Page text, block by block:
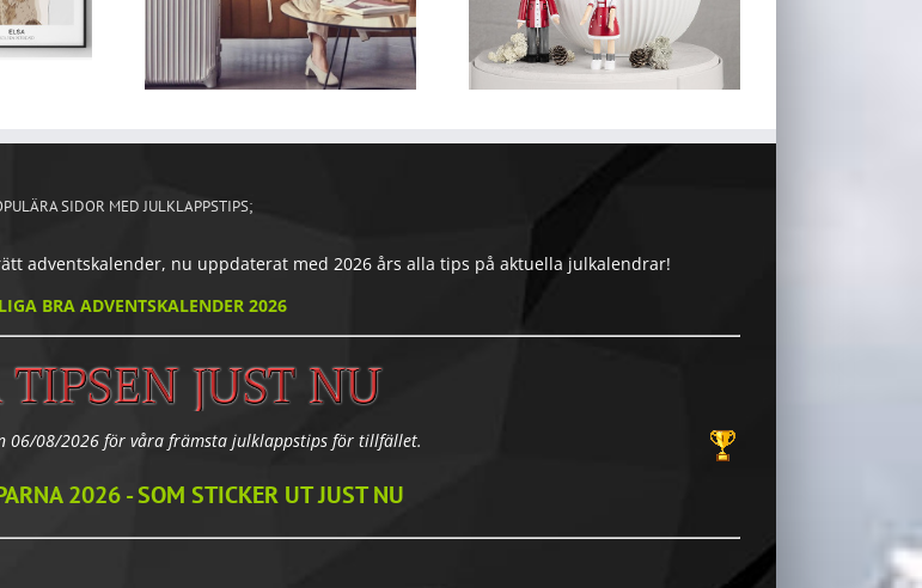
SIDOR MED JULKLAPPSTIPS;
adventskalender, nu uppdaterat med 2026 års alla tips på aktuella julkalendrar!
BRA ADVENTSKALENDER 2026
06/08/2026 för våra främsta julklappstips för tillfället.
2026 - SOM STICKER UT JUST NU